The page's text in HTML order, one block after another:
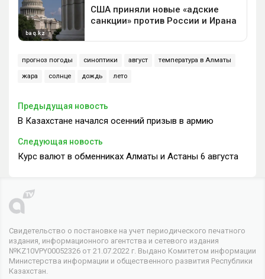
прогноз погоды синоптики август температура в Алматы
жара солнце дождь лето
Предыдущая новость
В Казахстане начался осенний призыв в армию
Следующая новость
Курс валют в обменниках Алматы и Астаны 6 августа
Свидетельство о постановке на учет периодического печатного
издания, информационного агентства и сетевого издания
№KZ10VPY00052326 от 21.07.2022 г. Выдано Комитетом информации
Министерства информации и общественного развития Республики
Казахстан.